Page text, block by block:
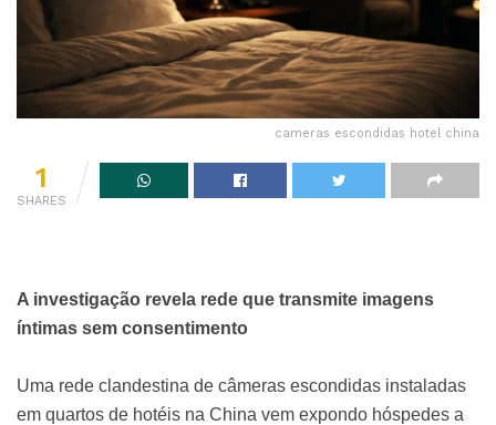
cameras escondidas hotel china
1
SHARES
A investigação revela rede que transmite imagens
íntimas sem consentimento
Uma rede clandestina de câmeras escondidas instaladas
em quartos de hotéis na China vem expondo hóspedes a